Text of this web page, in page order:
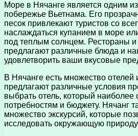
Море в Нячанге является одним
побережье Вьетнама. Его
песок привлекают туристов со
наслаждаться купанием в море
под теплым солнцем. Рестораны
предлагают различные блюда и
удовлетворить ваши вкусовые
В Нячанге есть множество отелей
предлагают различные условия
выбрать отель, который наиболее
потребностям и бюджету. Нячанг
множество экскурсий, которые
исследовать окружающую природу